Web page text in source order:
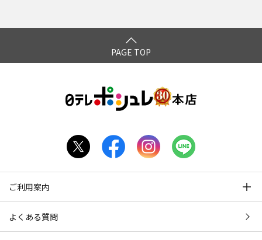
PAGE TOP
ご利用案内
よくある質問